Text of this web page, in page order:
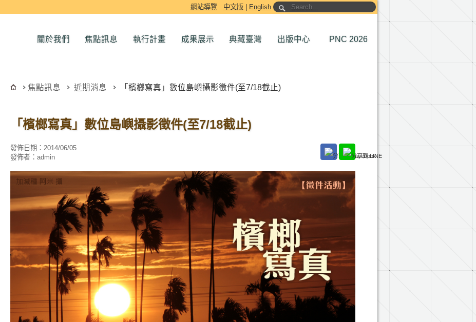
網站導覽 中文版 English
關於我們 焦點訊息 執行計畫 成果展示 典藏臺灣 出版中心 PNC 2026
焦點訊息 近期消息 「檳榔寫真」數位島嶼攝影徵件(至7/18截止)
「檳榔寫真」數位島嶼攝影徵件(至7/18截止)
發佈日期：2014/06/05
發佈者：admin